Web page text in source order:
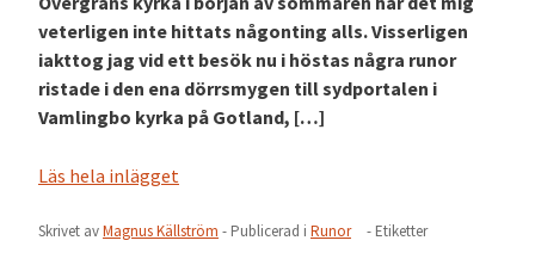
veterligen inte hittats någonting alls. Visserligen
iakttog jag vid ett besök nu i höstas några runor
ristade i den ena dörrsmygen till sydportalen i
Vamlingbo kyrka på Gotland, […]
Läs hela inlägget
Skrivet avMagnus Källström - Publicerad i Runor
- Etiketter